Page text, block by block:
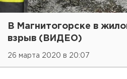
В Магнитогорске в
взрыв (ВИДЕО)
26 марта 2020 в 20:07